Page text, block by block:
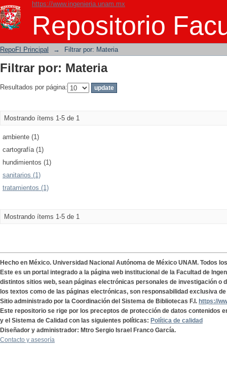
https://www.ingenieria.unam.mx
Repositorio
Filtrar por: Materia
RepoFI Principal → Filtrar por: Materia
Filtrar por: Materia
Resultados por página:
Mostrando ítems 1-5 de 1
ambiente (1)
cartografía (1)
hundimientos (1)
sanitarios (1)
tratamientos (1)
Mostrando ítems 1-5 de 1
Hecho en México. Universidad Nacional Autónoma de México UNAM. Todos
Este es un portal integrado a la página web institucional de la Facultad de
distintos sitios web, sean páginas electrónicas personales de investigación o
los textos como de las páginas electrónicas, son responsabilidad exclusiva
Sitio administrado por la Coordinación del Sistema de Bibliotecas F.I. https://
Este repositorio se rige por los preceptos de protección de datos contenidos
y el Sistema de Calidad con las siguientes políticas: Política de calidad
Diseñador y administrador: Mtro Sergio Israel Franco García.
Contacto y asesoría